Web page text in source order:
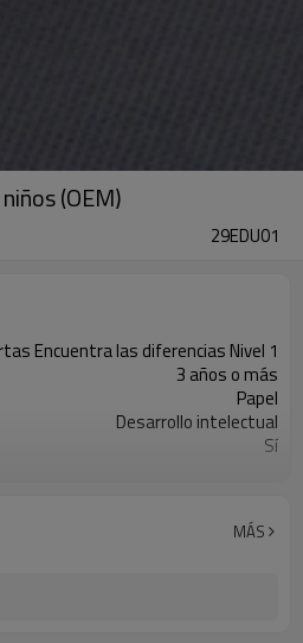
(OEM)
29EDU01
Encuentra las diferencias Nivel 1
3 años o más
Papel
Desarrollo intelectual
Sí
Ningbó, Shanghái
MÁS